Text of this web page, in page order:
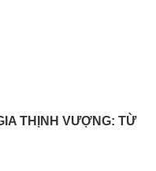
THỊNH VƯỢNG: TỪ